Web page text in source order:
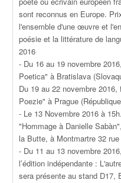
sont reconnus en Europe.
l'ensemble d'une œuvre et
poésie et la littérature de
2016
- Du 16 au 19 novembre
Poetica" à Bratislava
Du 19 au 22 novembre
Poezie" à Prague
- Le 13 Novembre 2016 à
"Hommage à Danielle
la Butte, à Montmartre 32
- Du 11 au 13 novembre
l’édition indépendante :
sera présente au stand D17,